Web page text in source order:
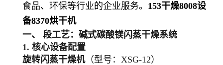
食品、环保等行业的企业服务。 153干燥8008设
备8370烘干机
一、 段工艺：碱式碳酸镁闪蒸干燥系统
1. 核心设备配置
旋转闪蒸干燥机（型号：XSG-12）